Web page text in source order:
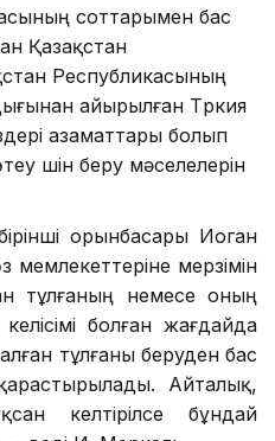
соттарымен бас
Қазақстан
Республикасының
айырылған Түркия
азаматтары болып
үшін беру мәселелерін
орынбасары Иоган
мерзімін
тұлғаның немесе оның
болған жағдайда
тұлғаны беруден бас
Айталық,
келтірілсе бұндай